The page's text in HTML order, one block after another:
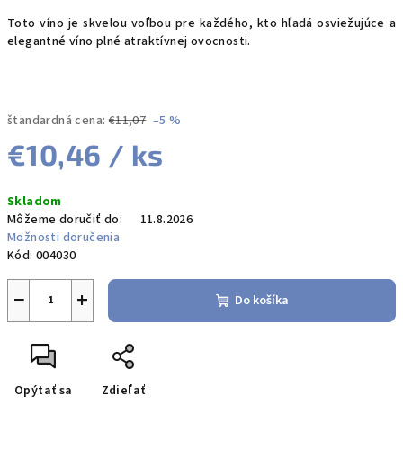
Toto víno je skvelou voľbou pre každého, kto hľadá osviežujúce a
elegantné víno plné atraktívnej ovocnosti.
štandardná cena: €11,07 –5 %
€10,46 / ks
cena:
Skladom
Môžeme doručiť do:
11.8.2026
Možnosti doručenia
Kód: 004030
+
− Do košíka
Opýtať sa Zdieľať